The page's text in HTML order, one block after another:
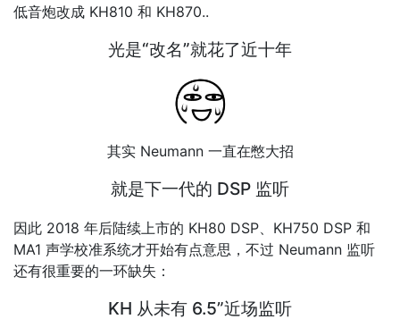
低音炮改成 KH810 和 KH870..
光是“改名”就花了近十年
其实 Neumann 一直在憋大招
就是下一代的 DSP 监听
因此 2018 年后陆续上市的 KH80 DSP、KH750 DSP 和
MA1 声学校准系统才开始有点意思，不过 Neumann 监听
还有很重要的一环缺失：
KH 从未有 6.5”近场监听